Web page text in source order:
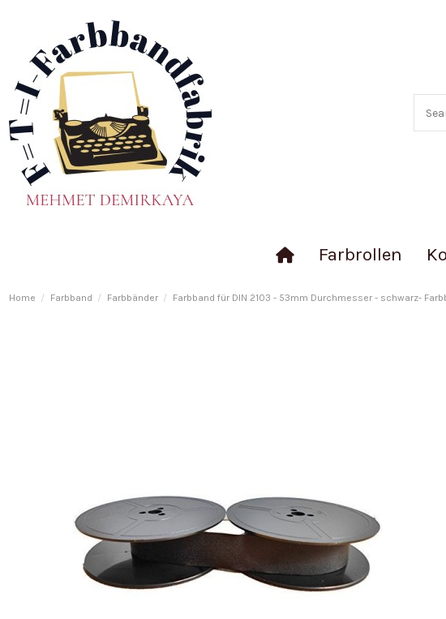
Farbrollen
Home Farbband Farbbänder Farbband für DIN 2103 - 53mm Durchmesser - schwarz-